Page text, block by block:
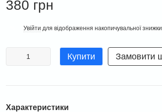
380 грн
Увійти для відображення накопичувальної знижки
Купити Замовити
Характеристики